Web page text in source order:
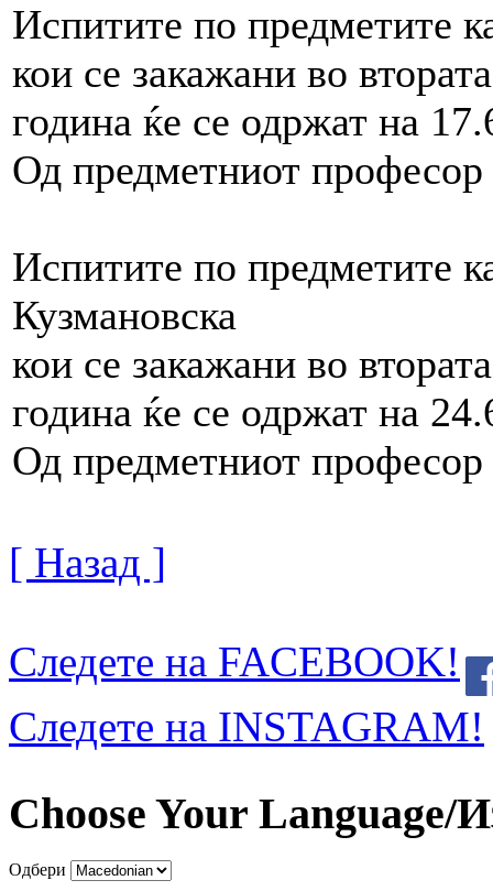
Испитите по предметите
кои се закажани во
година ќе се одржат на
Од предметниот
Испитите по предметите
Кузмановска
кои се закажани во
година ќе се одржат на
Од предметниот професор
[ Назад ]
Следете на FACEBOOK!
Следете на INSTAGRAM!
Choose Your Language/
Одбери